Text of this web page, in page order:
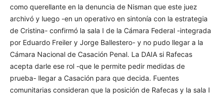
como querellante en la denuncia de Nisman que este juez
archivó y luego -en un operativo en sintonía con la estrategia
de Cristina- confirmó la sala I de la Cámara Federal -integrada
por Eduardo Freiler y Jorge Ballestero- y no pudo llegar a la
Cámara Nacional de Casación Penal. La DAIA si Rafecas
acepta darle ese rol -que le permite pedir medidas de
prueba- llegar a Casación para que decida. Fuentes
comunitarias consideran que la posición de Rafecas y la sala I